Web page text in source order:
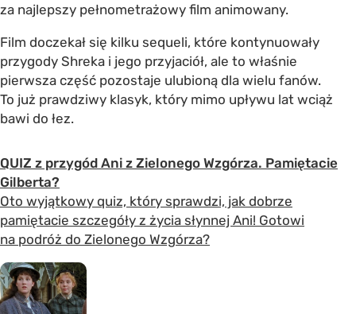
za najlepszy pełnometrażowy film animowany.
Film doczekał się kilku sequeli, które kontynuowały
przygody Shreka i jego przyjaciół, ale to właśnie
pierwsza część pozostaje ulubioną dla wielu fanów.
To już prawdziwy klasyk, który mimo upływu lat wciąż
bawi do łez.
QUIZ z przygód Ani z Zielonego Wzgórza. Pamiętacie
Gilberta?
Oto wyjątkowy quiz, który sprawdzi, jak dobrze
pamiętacie szczegóły z życia słynnej Ani! Gotowi
na podróż do Zielonego Wzgórza?